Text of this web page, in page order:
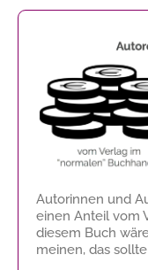
Autorinnen und
einen Anteil vom
diesem Buch
meinen, das